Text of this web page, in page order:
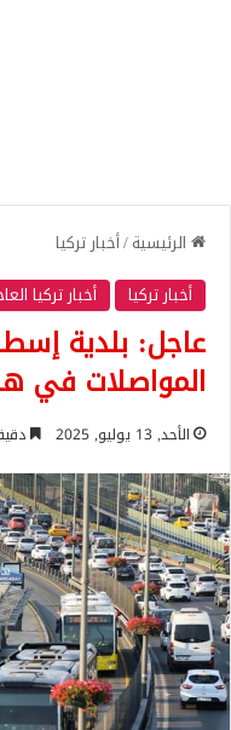
الرئيسية/أخبار تركيا
أخبار تركيا
أخبار تركيا
عاجل: بلدية
المواصلات في
الأحد, 13 يوليو, 2025